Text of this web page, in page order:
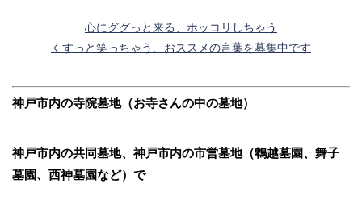
心にググっと来る、ホッコリしちゃう
くすっと笑っちゃう、おススメの言葉を募集中です
神戸市内の寺院墓地（お寺さんの中の墓地）
神戸市内の共同墓地、神戸市内の市営墓地（鵯越墓園、舞子
墓園、西神墓園など）で